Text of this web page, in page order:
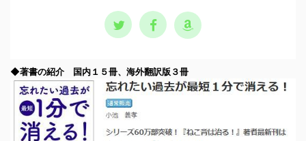
◆著書の紹介 国内１５冊、海外翻訳版３冊